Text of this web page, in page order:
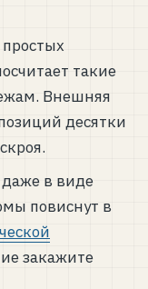
такие
Внешняя
десятки
в виде
повиснут в
закажите